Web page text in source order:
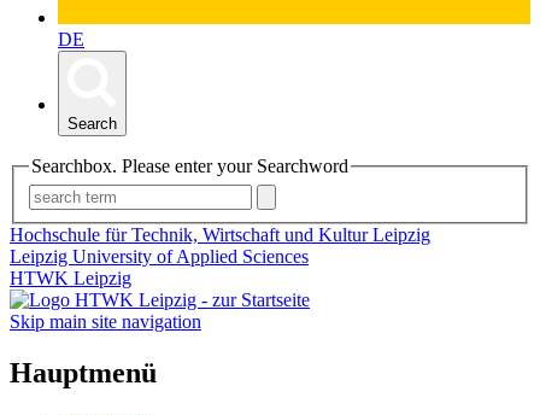
DE
Search
Searchbox. Please enter your Searchword
Hochschule für Technik, Wirtschaft und Kultur Leipzig
Leipzig University of Applied Sciences
HTWK Leipzig
Skip main site navigation
Hauptmenü